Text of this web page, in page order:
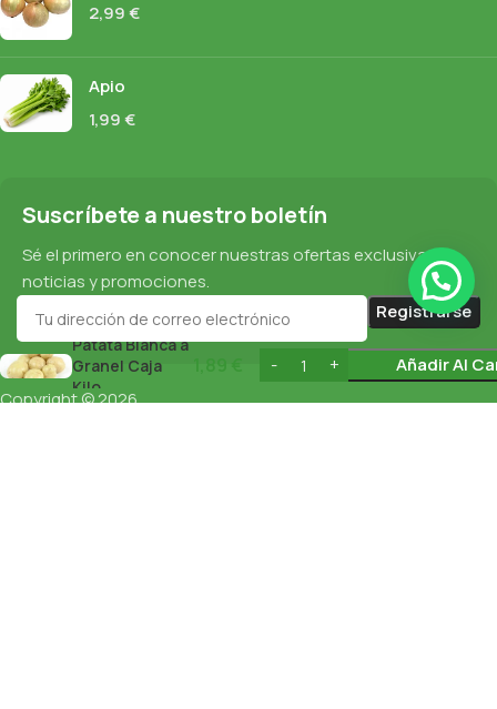
2,99€
Apio
1,99€
Suscríbete a nuestro boletín
Sé el primero en conocer nuestras ofertas exclusivas,
noticias y promociones.
Copyright © 2026
Política De Cookies
Patata Blanca a
Granel Caja
Kilo
Añadir Al